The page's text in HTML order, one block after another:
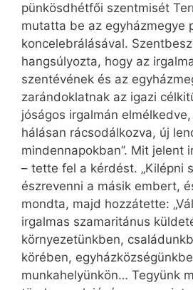
pünkösdhétfői szentmisét
mutatta be az egyházmegye
koncelebrálásával.
hangsúlyozta, hogy az
szentévének és az
zarándoklatnak az igazi
jóságos irgalmán
hálásan rácsodálkozva, új
mindennapokban”. Mit jelent
– tette fel a kérdést. „Kilépni
észrevenni a másik embert,
mondta, majd hozzátette:
irgalmas szamaritánus
környezetünkben,
körében,
munkahelyünkön… Tegyünk